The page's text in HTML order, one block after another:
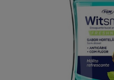
Odontológico